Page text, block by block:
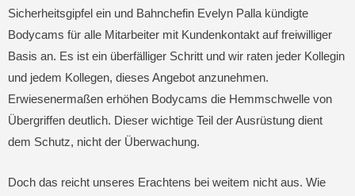
Sicherheitsgipfel ein und Bahnchefin Evelyn Palla kündigte
Bodycams für alle Mitarbeiter mit Kundenkontakt auf freiwilliger
Basis an. Es ist ein überfälliger Schritt und wir raten jeder Kollegin
und jedem Kollegen, dieses Angebot anzunehmen.
Erwiesenermaßen erhöhen Bodycams die Hemmschwelle von
Übergriffen deutlich. Dieser wichtige Teil der Ausrüstung dient
dem Schutz, nicht der Überwachung.
Doch das reicht unseres Erachtens bei weitem nicht aus. Wie